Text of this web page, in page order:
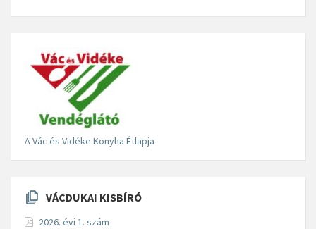
A Vác és Vidéke Konyha Étlapja
VÁCDUKAI KISBÍRÓ
2026. évi 1. szám